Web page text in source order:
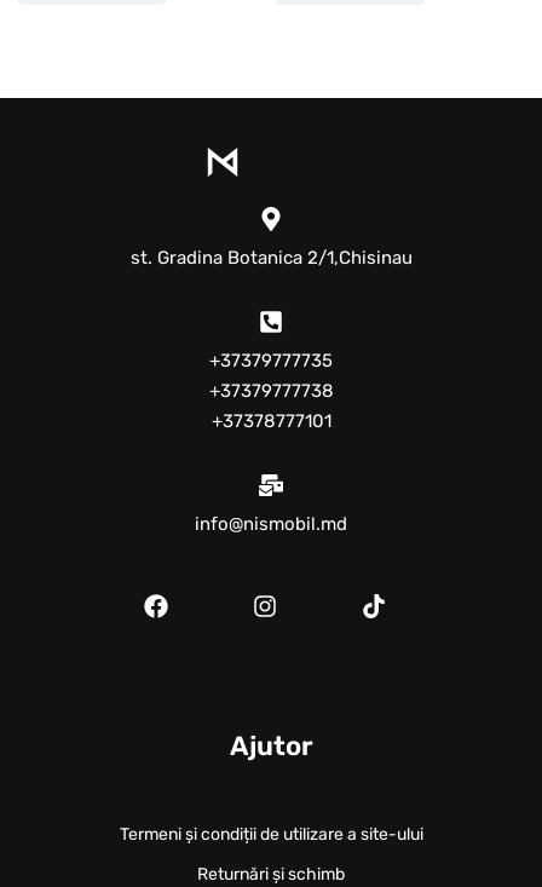
st. Gradina Botanica 2/1,Chisinau
+37379777735
+37379777738
+37378777101
info@nismobil.md
Ajutor
Termeni și condiții de utilizare a site-ului
Returnări și schimb